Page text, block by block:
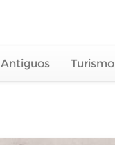
Turismo